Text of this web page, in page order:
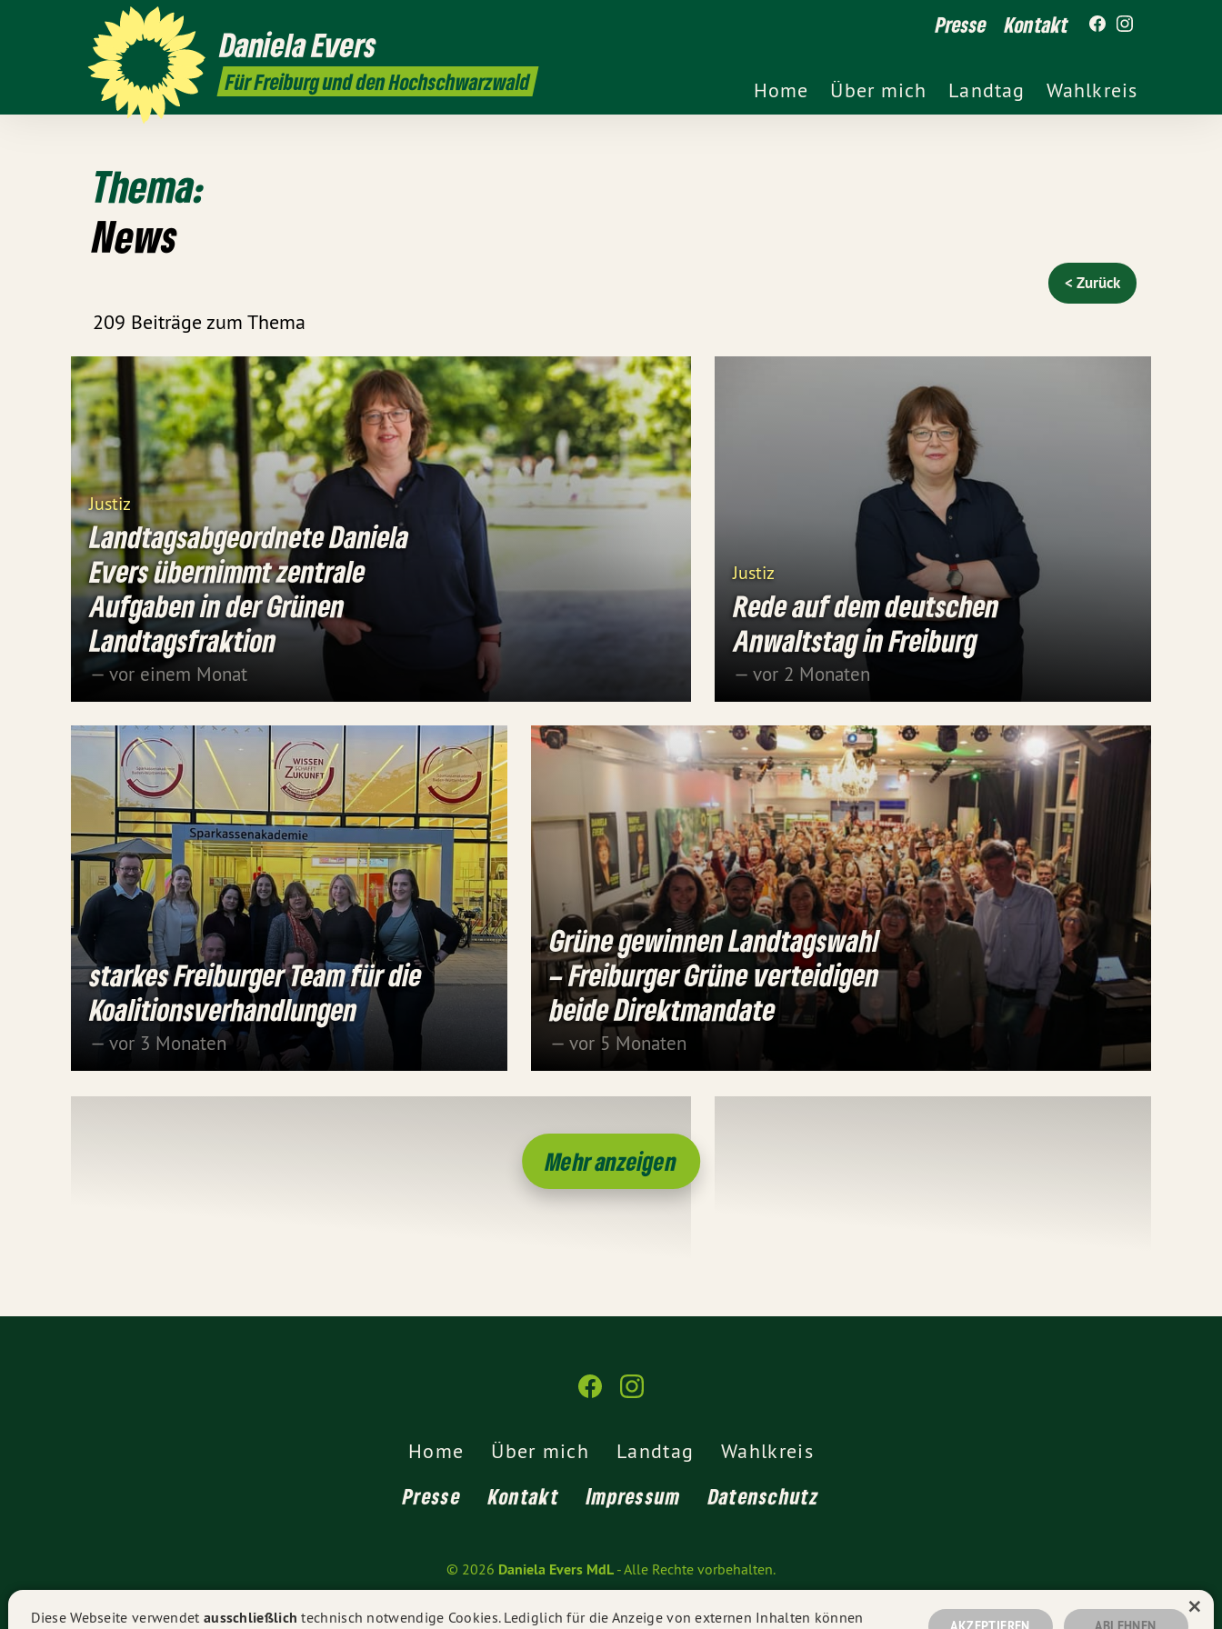
DanielaEvers
Für Freiburg und den Hochschwarzwald
Presse Kontakt
Home Über mich Landtag Wahlkreis
Thema:
News
209 Beiträge zum Thema
< Zurück
Justiz
Landtagsabgeordnete Daniela
Evers übernimmt zentrale
Aufgaben in der Grünen
Landtagsfraktion
— vor einem Monat
Justiz
Rede auf dem deutschen
Anwaltstag in Freiburg
— vor 2 Monaten
starkes Freiburger Team für die
Koalitionsverhandlungen
— vor 3 Monaten
Grüne gewinnen Landtagswahl
– Freiburger Grüne verteidigen
beide Direktmandate
— vor 5 Monaten
Mehr anzeigen
Home Über mich Landtag Wahlkreis
Presse Kontakt Impressum Datenschutz
© 2026 Daniela Evers MdL - Alle Rechte vorbehalten.
Diese Webseite verwendet ausschließlich technisch notwendige Cookies. Lediglich für die Anzeige von externen Inhalten können
×